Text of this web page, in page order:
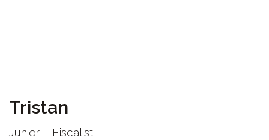
Tristan
Junior – Fiscalist